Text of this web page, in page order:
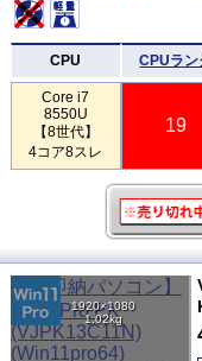
CPU CPUラン
Core i7
8550U
【8世代】
4コア8スレ
19
1920×1080
1.02kg